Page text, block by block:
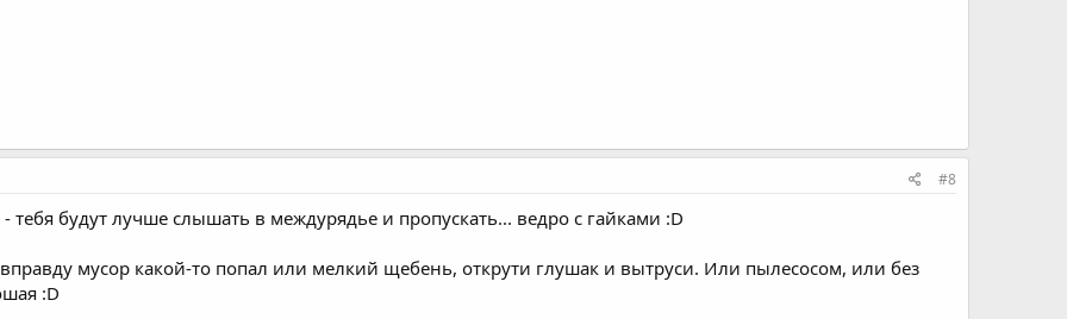
#8
тебя будут лучше слышать в междурядье и пропускать... ведро с гайками :D
мусор какой-то попал или мелкий щебень, открути глушак и вытруси. Или пылесосом, или без
:D